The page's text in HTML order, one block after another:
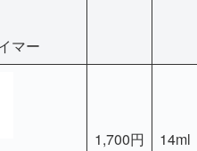
マー
1,700円 14ml